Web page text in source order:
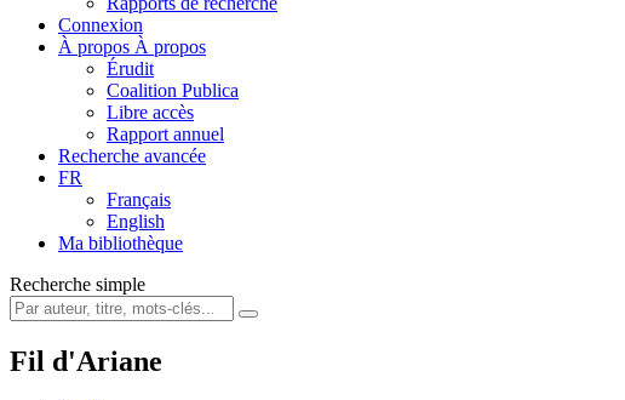
Connexion
À propos À propos
Érudit
Coalition Publica
Libre accès
Rapport annuel
Recherche avancée
FR
Français
English
Ma bibliothèque
Recherche simple
Fil d'Ariane